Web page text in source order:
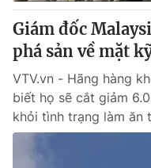
Giám đốc
phá sản về mặt
VTV.vn - Hãng hàng
biết họ sẽ cắt giảm
khỏi tình trạng làm ăn